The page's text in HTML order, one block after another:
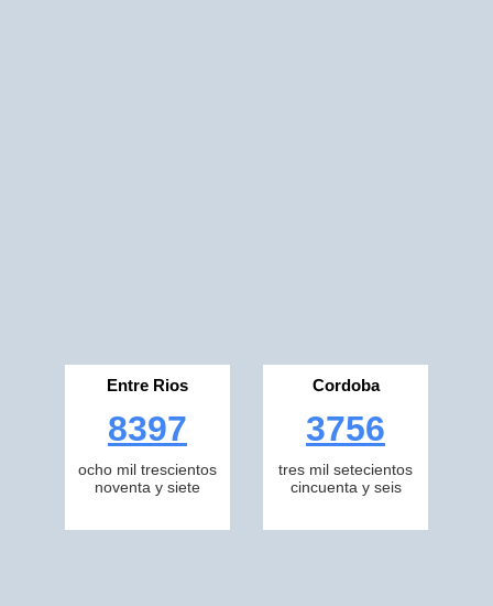
Entre Rios
8397
ocho mil trescientos
noventa y siete
Cordoba
3756
tres mil setecientos
cincuenta y seis